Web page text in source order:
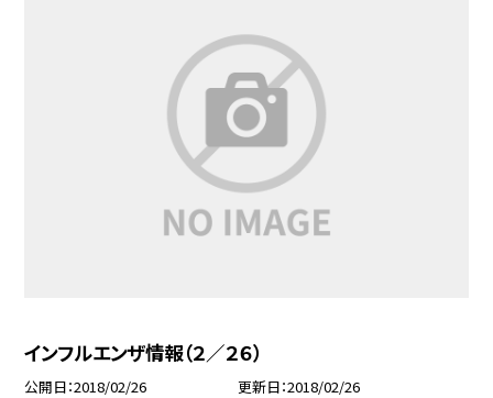
インフルエンザ情報（２／２６）
公開日 2018/02/26 更新日 2018/02/26